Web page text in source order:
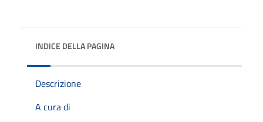
INDICE DELLA PAGINA
Descrizione
A cura di